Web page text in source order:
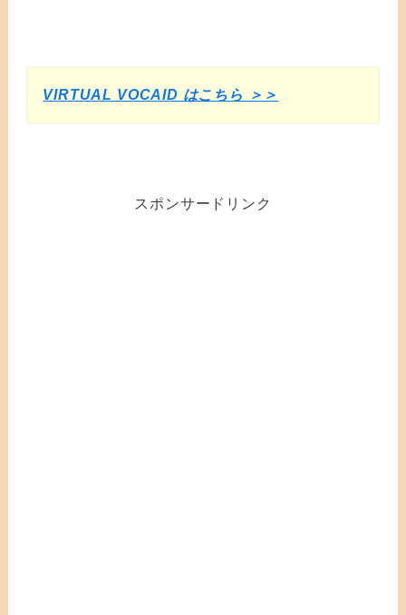
VIRTUAL VOCAID はこちら ＞＞
スポンサードリンク